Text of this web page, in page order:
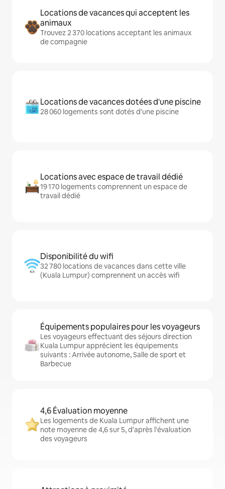
Locations de vacances qui acceptent les
animaux
Trouvez 2 370 locations acceptant les animaux
de compagnie
Locations de vacances dotées d'une piscine
28 060 logements sont dotés d'une piscine
Locations avec espace de travail dédié
19 170 logements comprennent un espace de
travail dédié
Disponibilité du wifi
32 780 locations de vacances dans cette ville
(Kuala Lumpur) comprennent un accès wifi
Équipements populaires pour les voyageurs
Les voyageurs effectuant des séjours direction
Kuala Lumpur apprécient les équipements
suivants : Arrivée autonome, Salle de sport et
Barbecue
4,6 Évaluation moyenne
Les logements de Kuala Lumpur affichent une
note moyenne de 4,6 sur 5, d'après l'évaluation
des voyageurs